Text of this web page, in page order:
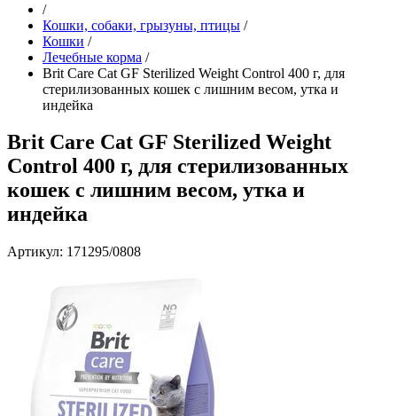
/
Кошки, собаки, грызуны, птицы /
Кошки /
Лечебные корма /
Brit Care Cat GF Sterilized Weight Control 400 г, для
стерилизованных кошек с лишним весом, утка и
индейка
Brit Care Cat GF Sterilized Weight
Control 400 г, для стерилизованных
кошек с лишним весом, утка и
индейка
Артикул: 171295/0808